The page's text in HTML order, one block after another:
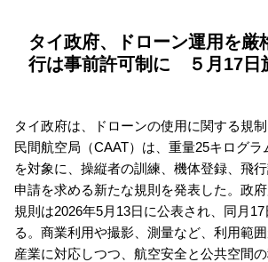
タイ政府、ドローン運用を
行は事前許可制に ５月17日
タイ政府は、ドローンの使用に関する規
民間航空局（CAAT）は、重量25キログ
を対象に、操縦者の訓練、機体登録、飛
申請を求める新たな規則を発表した。政府
規則は2026年5月13日に公表され、同月
る。商業利用や撮影、測量など、利用範
産業に対応しつつ、航空安全と公共空間